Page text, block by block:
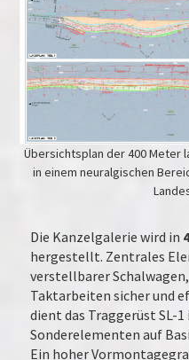
Übersichtsplan der 400 Meter
in einem neuralgischen
Die Kanzelgalerie wird in
hergestellt. Zentrales
verstellbarer
Taktarbeiten sicher und
dient das Traggerüst SL-
Sonderelementen auf
Ein hoher